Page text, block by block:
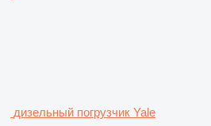
дизельный погрузчик Yale